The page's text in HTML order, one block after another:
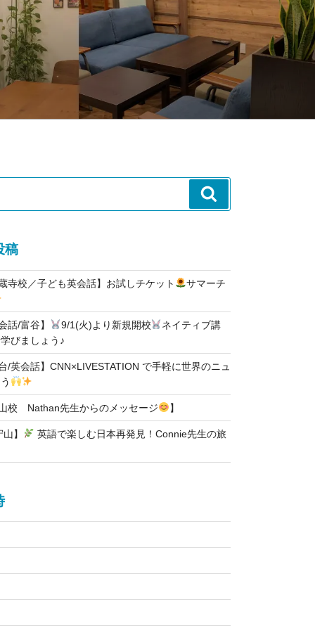
索
稿
寺校／子ども英会話】お試しチケット
サマーチ
話/富谷】 9/1(火)より新規開校
ネイティブ講
びましょう♪
/英会話】CNN×LIVESTATION で手軽に世界のニュ
山校 Nathan先生からのメッセージ 】
】
英語で楽しむ日本再発見！Connie先生の旅